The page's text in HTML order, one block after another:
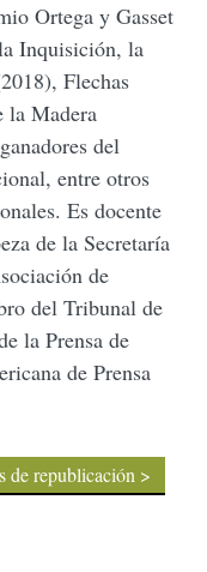
Ortega y Gasset
Inquisición, la
Flechas
la Madera
del
entre otros
Es docente
de la Secretaría
de
del Tribunal de
la Prensa de
de Prensa
de republicación >